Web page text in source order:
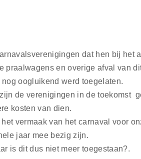
dat hen bij het
praalwagens en overige afval van
oogluikend werd toegelaten.
de verenigingen in de toekomst
kosten van dien.
vermaak van het carnaval voor
jaar mee bezig zijn.
is dit dus niet meer toegestaan?.